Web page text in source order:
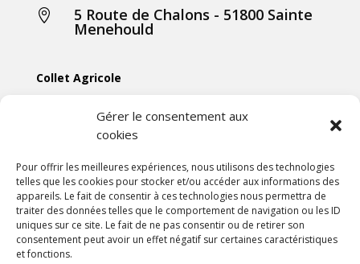
Gérer le consentement aux
cookies
Pour offrir les meilleures expériences, nous utilisons des technologies
telles que les cookies pour stocker et/ou accéder aux informations des
appareils. Le fait de consentir à ces technologies nous permettra de
traiter des données telles que le comportement de navigation ou les ID
uniques sur ce site. Le fait de ne pas consentir ou de retirer son
consentement peut avoir un effet négatif sur certaines caractéristiques
et fonctions.
 5 Route de Chalons - 51800 Sainte
Menehould
Collet Agricole
Collet Motoculture
Collet Élevage
Les actus
Mentions légales
Politiques de confidentialités